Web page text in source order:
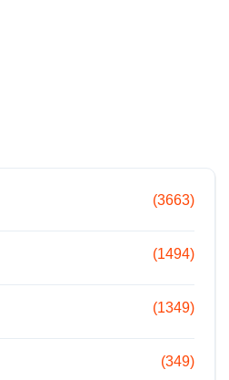
(3663)
(1494)
(1349)
(349)